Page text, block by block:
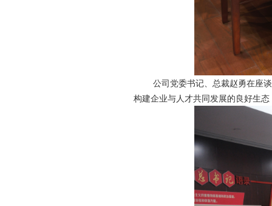
公司党委书记、总裁赵勇在座谈
构建企业与人才共同发展的良好生